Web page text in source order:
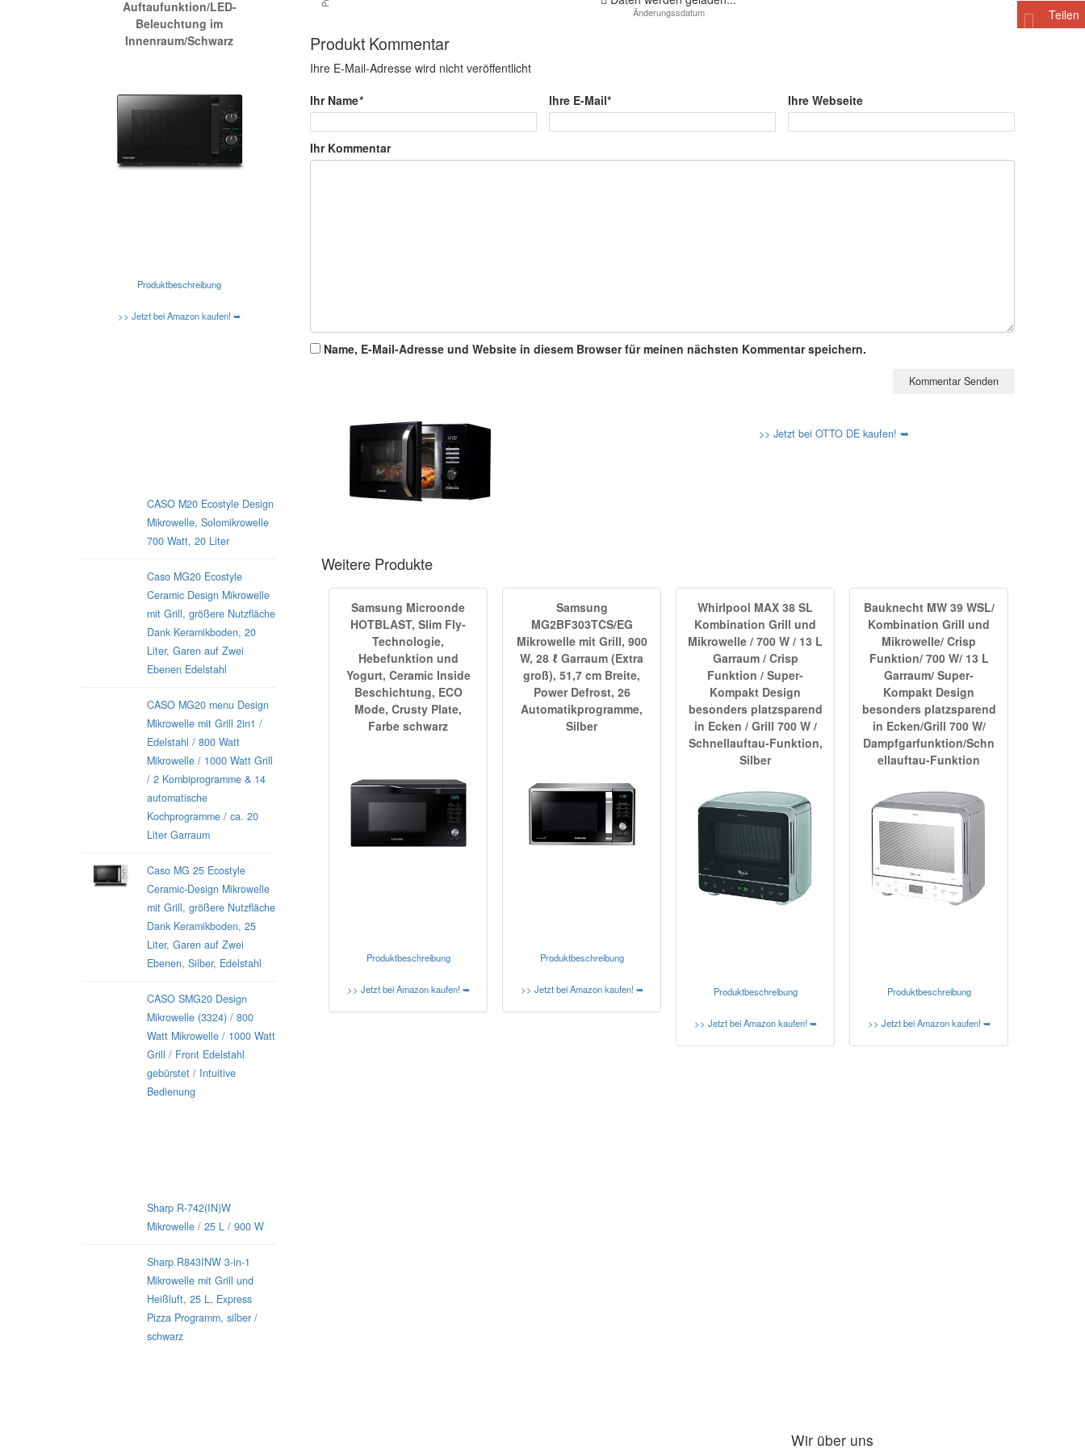
Teilen
Auftaufunktion/LED-
Beleuchtung im
Innenraum/Schwarz
Produktbeschreibung
>> Jetzt bei Amazon kaufen! ➥
CASO M20 Ecostyle Design
Mikrowelle, Solomikrowelle
700 Watt, 20 Liter
Caso MG20 Ecostyle
Ceramic Design Mikrowelle
mit Grill, größere Nutzfläche
Dank Keramikboden, 20
Liter, Garen auf Zwei
Ebenen Edelstahl
CASO MG20 menu Design
Mikrowelle mit Grill 2in1 /
Edelstahl / 800 Watt
Mikrowelle / 1000 Watt Grill
/ 2 Kombiprogramme & 14
automatische
Kochprogramme / ca. 20
Liter Garraum
Caso MG 25 Ecostyle
Ceramic-Design Mikrowelle
mit Grill, größere Nutzfläche
Dank Keramikboden, 25
Liter, Garen auf Zwei
Ebenen, Silber, Edelstahl
CASO SMG20 Design
Mikrowelle (3324) / 800
Watt Mikrowelle / 1000 Watt
Grill / Front Edelstahl
gebürstet / Intuitive
Bedienung
Sharp R-742(IN)W
Mikrowelle / 25 L / 900 W
Sharp R843INW 3-in-1
Mikrowelle mit Grill und
Heißluft, 25 L, Express
Pizza Programm, silber /
schwarz
Produkt Kommentar
Ihre E-Mail-Adresse wird nicht veröffentlicht
Ihr Name* Ihre E-Mail* Ihre Webseite
Ihr Kommentar
Name, E-Mail-Adresse und Website in diesem Browser für meinen nächsten Kommentar speichern.
>> Jetzt bei OTTO DE kaufen! ➥
Weitere Produkte
Samsung Microonde
HOTBLAST, Slim Fly-
Technologie,
Hebefunktion und
Yogurt, Ceramic Inside
Beschichtung, ECO
Mode, Crusty Plate,
Farbe schwarz
Produktbeschreibung
>> Jetzt bei Amazon kaufen! ➥
Samsung
MG2BF303TCS/EG
Mikrowelle mit Grill, 900
W, 28 ℓ Garraum (Extra
groß), 51,7 cm Breite,
Power Defrost, 26
Automatikprogramme,
Silber
Produktbeschreibung
>> Jetzt bei Amazon kaufen! ➥
Whirlpool MAX 38 SL
Kombination Grill und
Mikrowelle / 700 W / 13 L
Garraum / Crisp
Funktion / Super-
Kompakt Design
besonders platzsparend
in Ecken / Grill 700 W /
Schnellauftau-Funktion,
Silber
Produktbeschreibung
>> Jetzt bei Amazon kaufen! ➥
Bauknecht MW 39 WSL/
Kombination Grill und
Mikrowelle/ Crisp
Funktion/ 700 W/ 13 L
Garraum/ Super-
Kompakt Design
besonders platzsparend
in Ecken/Grill 700 W/
Dampfgarfunktion/Schn
ellauftau-Funktion
Produktbeschreibung
>> Jetzt bei Amazon kaufen! ➥
Wir über uns